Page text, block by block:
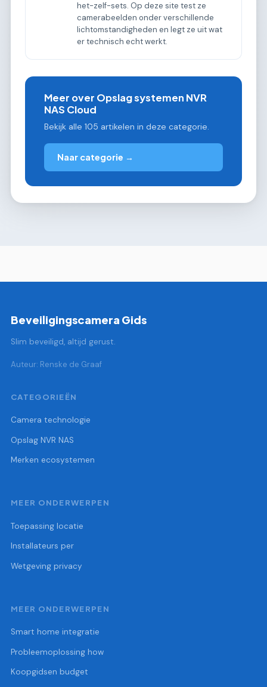
het-zelf-sets. Op deze site test ze
camerabeelden onder verschillende
lichtomstandigheden en legt ze uit wat
er technisch echt werkt.
Meer over Opslag systemen NVR
NAS Cloud
Bekijk alle 105 artikelen in deze categorie.
Naar categorie →
Beveiligingscamera Gids
Slim beveiligd, altijd gerust.
Auteur: Renske de Graaf
CATEGORIEËN
Camera technologie
Opslag NVR NAS
Merken ecosystemen
MEER ONDERWERPEN
Toepassing locatie
Installateurs per
Wetgeving privacy
MEER ONDERWERPEN
Smart home integratie
Probleemoplossing how
Koopgidsen budget